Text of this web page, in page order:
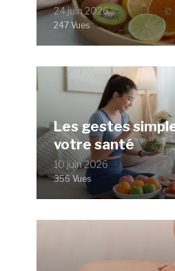
24 juin 2026
247 Vues
Les gestes
votre santé
10 juin 2026
356 Vues